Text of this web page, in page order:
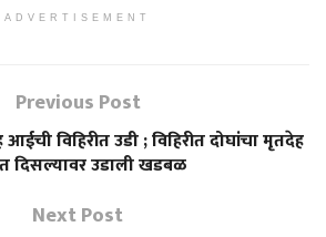
ADVERTISEMENT
Previous Post
विहिरीत उडी ; विहिरीत दोघांचा मृतदेह
दिसल्यावर उडाली खडबळ
Next Post